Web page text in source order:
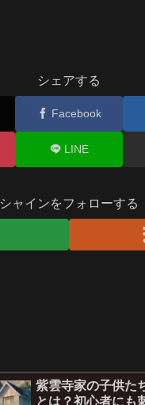
シェアする
Facebook
LINE
シャインをフォローする
紫雲寺家の子供た
とは？初心者にも